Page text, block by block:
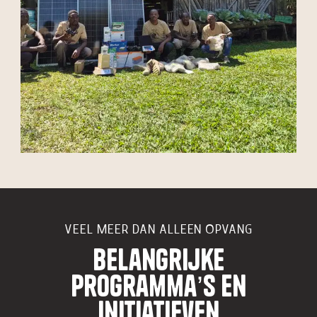
VEEL MEER DAN ALLEEN OPVANG
Belangrijke
Programma’s en